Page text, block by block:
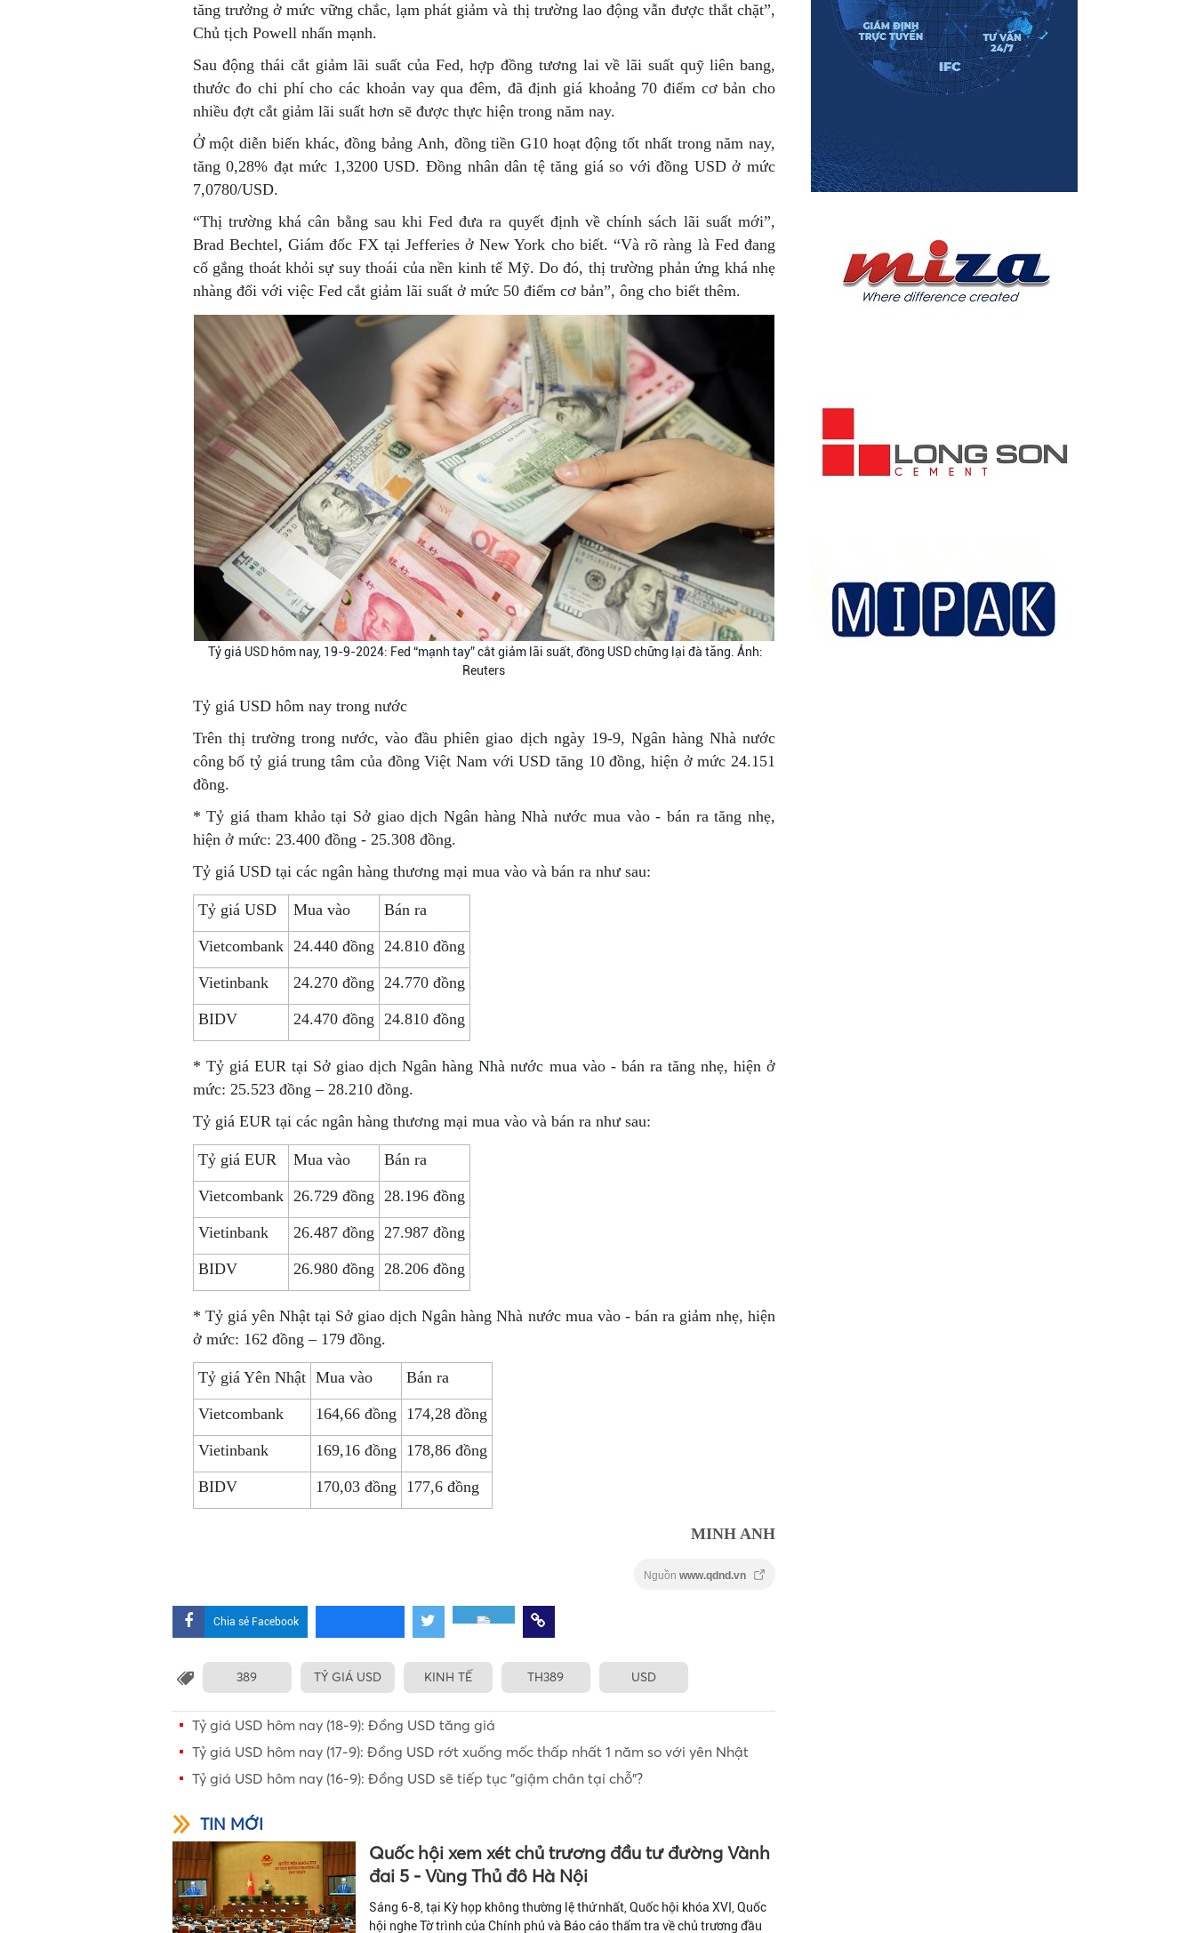
tăng trưởng ở mức vững chắc, lạm phát giảm và thị trường lao động vẫn được thắt chặt”,
Chủ tịch Powell nhấn mạnh.
Sau động thái cắt giảm lãi suất của Fed, hợp đồng tương lai về lãi suất quỹ liên bang,
thước đo chi phí cho các khoản vay qua đêm, đã định giá khoảng 70 điểm cơ bản cho
nhiều đợt cắt giảm lãi suất hơn sẽ được thực hiện trong năm nay.
Ở một diễn biến khác, đồng bảng Anh, đồng tiền G10 hoạt động tốt nhất trong năm nay,
tăng 0,28% đạt mức 1,3200 USD. Đồng nhân dân tệ tăng giá so với đồng USD ở mức
7,0780/USD.
“Thị trường khá cân bằng sau khi Fed đưa ra quyết định về chính sách lãi suất mới”,
Brad Bechtel, Giám đốc FX tại Jefferies ở New York cho biết. “Và rõ ràng là Fed đang
cố gắng thoát khỏi sự suy thoái của nền kinh tế Mỹ. Do đó, thị trường phản ứng khá nhẹ
nhàng đối với việc Fed cắt giảm lãi suất ở mức 50 điểm cơ bản”, ông cho biết thêm.
Tỷ giá USD hôm nay, 19-9-2024: Fed “mạnh tay” cắt giảm lãi suất, đồng USD chững lại đà tăng. Ảnh:
Reuters
Tỷ giá USD hôm nay trong nước
Trên thị trường trong nước, vào đầu phiên giao dịch ngày 19-9, Ngân hàng Nhà nước
công bố tỷ giá trung tâm của đồng Việt Nam với USD tăng 10 đồng, hiện ở mức 24.151
đồng.
* Tỷ giá tham khảo tại Sở giao dịch Ngân hàng Nhà nước mua vào - bán ra tăng nhẹ,
hiện ở mức: 23.400 đồng - 25.308 đồng.
Tỷ giá USD tại các ngân hàng thương mại mua vào và bán ra như sau:
Tỷ giá USD Mua vào Bán ra
Vietcombank 24.440 đồng 24.810 đồng
Vietinbank 24.270 đồng 24.770 đồng
BIDV 24.470 đồng 24.810 đồng
* Tỷ giá EUR tại Sở giao dịch Ngân hàng Nhà nước mua vào - bán ra tăng nhẹ, hiện ở
mức: 25.523 đồng – 28.210 đồng.
Tỷ giá EUR tại các ngân hàng thương mại mua vào và bán ra như sau:
Tỷ giá EUR Mua vào Bán ra
Vietcombank 26.729 đồng 28.196 đồng
Vietinbank 26.487 đồng 27.987 đồng
BIDV 26.980 đồng 28.206 đồng
* Tỷ giá yên Nhật tại Sở giao dịch Ngân hàng Nhà nước mua vào - bán ra giảm nhẹ, hiện
ở mức: 162 đồng – 179 đồng.
Tỷ giá Yên Nhật Mua vào Bán ra
Vietcombank 164,66 đồng 174,28 đồng
Vietinbank 169,16 đồng 178,86 đồng
BIDV 170,03 đồng 177,6 đồng
MINH ANH
Nguồn www.qdnd.vn
Chia sẻ Facebook
389 TỶ GIÁ USD KINH TẾ TH389 USD
Tỷ giá USD hôm nay (18-9): Đồng USD tăng giá
Tỷ giá USD hôm nay (17-9): Đồng USD rớt xuống mốc thấp nhất 1 năm so với yên Nhật
Tỷ giá USD hôm nay (16-9): Đồng USD sẽ tiếp tục "giậm chân tại chỗ"?
TIN MỚI
Quốc hội xem xét chủ trương đầu tư đường Vành
đai 5 - Vùng Thủ đô Hà Nội
Sáng 6-8, tại Kỳ họp không thường lệ thứ nhất, Quốc hội khóa XVI, Quốc
hội nghe Tờ trình của Chính phủ và Báo cáo thẩm tra về chủ trương đầu